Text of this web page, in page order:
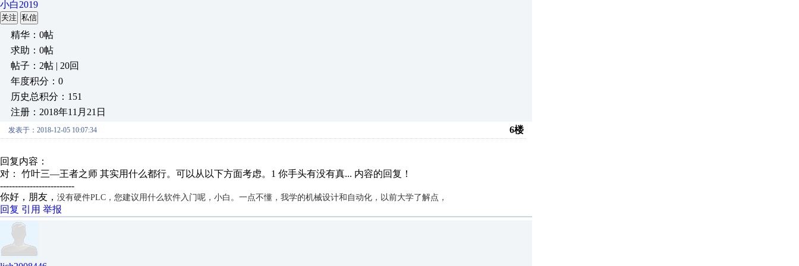
小白2019
关注 私信
精华：0帖
求助：0帖
帖子：2帖 | 20回
年度积分：0
历史总积分：151
注册：2018年11月21日
发表于：2018-12-05 10:07:34 6楼
回复内容：
对： 竹叶三—王者之师 其实用什么都行。可以从以下方面考虑。1 你手头有没有真... 内容的回复！
-------------------------
你好，朋友， 没有硬件PLC，您建议用什么软件入门呢，小白。一点不懂，我学的机械设计和自动化，以前大学了解点，
回复 引用 举报